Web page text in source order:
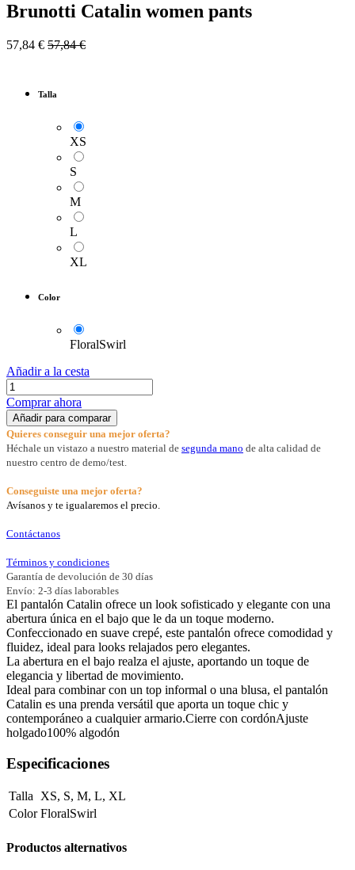
Brunotti Catalin women pants
57,84 € 57,84€
Talla
XS
S
M
L
XL
Color
FloralSwirl
Añadir a la cesta
Comprar ahora
Añadir para comparar
Quieres conseguir una mejor oferta?
Héchale un vistazo a nuestro material de segunda mano de alta calidad de
nuestro centro de demo/test.
Conseguiste una mejor oferta?
Avísanos y te igualaremos el precio.
Contáctanos
Términos y condiciones
Garantía de devolución de 30 días
Envío: 2-3 días laborables
El pantalón Catalin ofrece un look sofisticado y elegante con una
abertura única en el bajo que le da un toque moderno.
Confeccionado en suave crepé, este pantalón ofrece comodidad y
fluidez, ideal para looks relajados pero elegantes.
La abertura en el bajo realza el ajuste, aportando un toque de
elegancia y libertad de movimiento.
Ideal para combinar con un top informal o una blusa, el pantalón
Catalin es una prenda versátil que aporta un toque chic y
contemporáneo a cualquier armario.Cierre con cordónAjuste
holgado100% algodón
Especificaciones
Talla XS, S, M, L, XL
Color FloralSwirl
Productos alternativos